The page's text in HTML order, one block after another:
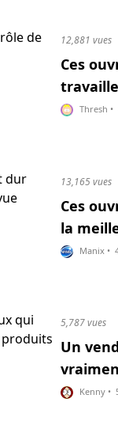
12,881 vues
Ces
Thresh •
13,165 vues
Ces
la
Manix •
5,787 vues
Un
Kenny •